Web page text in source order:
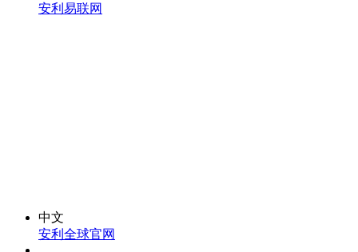
安利易联网
中文
安利全球官网